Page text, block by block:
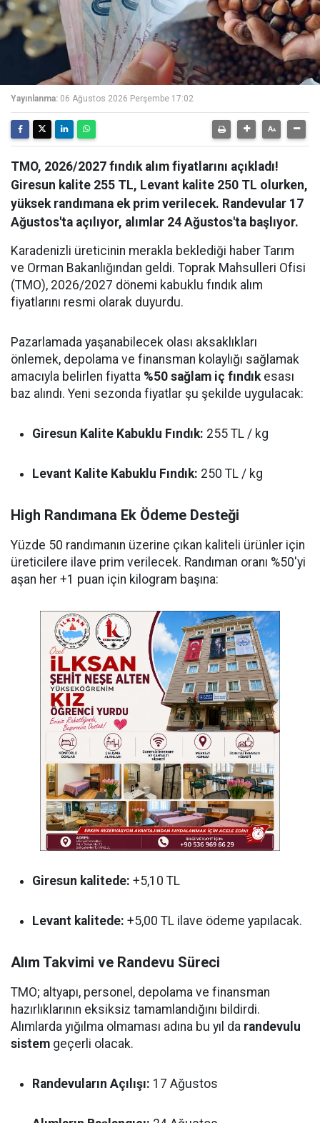
Yayınlanma: 06 Ağustos 2026 Perşembe 17:02
TMO, 2026/2027 fındık alım fiyatlarını açıkladı!
Giresun kalite 255 TL, Levant kalite 250 TL olurken,
yüksek randımana ek prim verilecek. Randevular 17
Ağustos'ta açılıyor, alımlar 24 Ağustos'ta başlıyor.
Karadenizli üreticinin merakla beklediği haber Tarım
ve Orman Bakanlığından geldi. Toprak Mahsulleri Ofisi
(TMO), 2026/2027 dönemi kabuklu fındık alım
fiyatlarını resmi olarak duyurdu.
Pazarlamada yaşanabilecek olası aksaklıkları
önlemek, depolama ve finansman kolaylığı sağlamak
amacıyla belirlen fiyatta %50 sağlam iç fındık esası
baz alındı. Yeni sezonda fiyatlar şu şekilde uygulacak:
Giresun Kalite Kabuklu Fındık: 255 TL / kg
Levant Kalite Kabuklu Fındık: 250 TL / kg
High Randımana Ek Ödeme Desteği
Yüzde 50 randımanın üzerine çıkan kaliteli ürünler için
üreticilere ilave prim verilecek. Randıman oranı %50'yi
aşan her +1 puan için kilogram başına:
Giresun kalitede: +5,10 TL
Levant kalitede: +5,00 TL ilave ödeme yapılacak.
Alım Takvimi ve Randevu Süreci
TMO; altyapı, personel, depolama ve finansman
hazırlıklarının eksiksiz tamamlandığını bildirdi.
Alımlarda yığılma olmaması adına bu yıl da randevulu
sistem geçerli olacak.
Randevuların Açılışı: 17 Ağustos